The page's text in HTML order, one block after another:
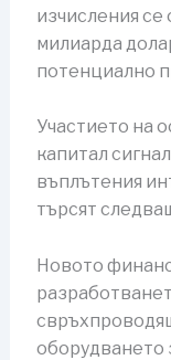
изчисления се
милиарда
потенциално
Участието на
капитал
въплътения
търсят
Новото
оборудването